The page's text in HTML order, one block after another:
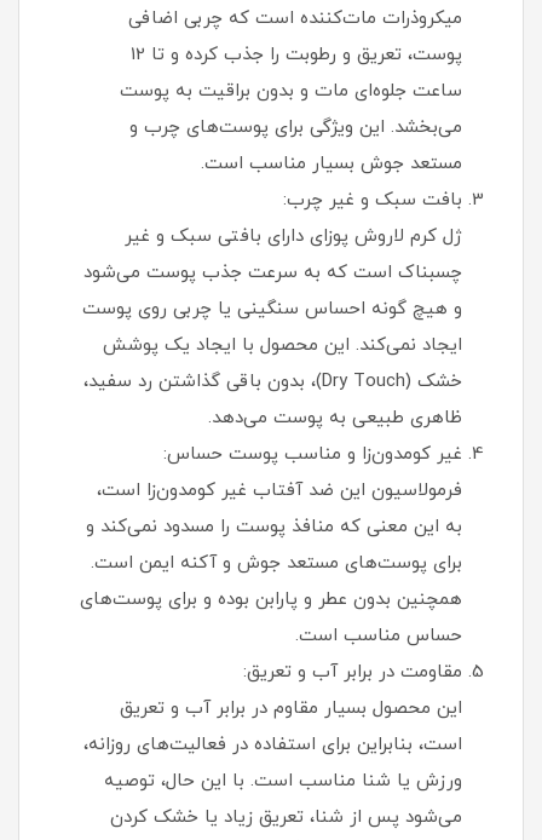
میکروذرات مات‌کننده است که چربی اضافی
پوست، تعریق و رطوبت را جذب کرده و تا 12
ساعت جلوه‌ای مات و بدون براقیت به پوست
می‌بخشد. این ویژگی برای پوست‌های چرب و
مستعد جوش بسیار مناسب است.
بافت سبک و غیر چرب:
ژل کرم لاروش پوزای دارای بافتی سبک و غیر
چسبناک است که به سرعت جذب پوست می‌شود
و هیچ گونه احساس سنگینی یا چربی روی پوست
ایجاد نمی‌کند. این محصول با ایجاد یک پوشش
خشک (Dry Touch)، بدون باقی گذاشتن رد سفید،
ظاهری طبیعی به پوست می‌دهد.
غیر کومدون‌زا و مناسب پوست حساس:
فرمولاسیون این ضد آفتاب غیر کومدون‌زا است،
به این معنی که منافذ پوست را مسدود نمی‌کند و
برای پوست‌های مستعد جوش و آکنه ایمن است.
همچنین بدون عطر و پارابن بوده و برای پوست‌های
حساس مناسب است.
مقاومت در برابر آب و تعریق:
این محصول بسیار مقاوم در برابر آب و تعریق
است، بنابراین برای استفاده در فعالیت‌های روزانه،
ورزش یا شنا مناسب است. با این حال، توصیه
می‌شود پس از شنا، تعریق زیاد یا خشک کردن